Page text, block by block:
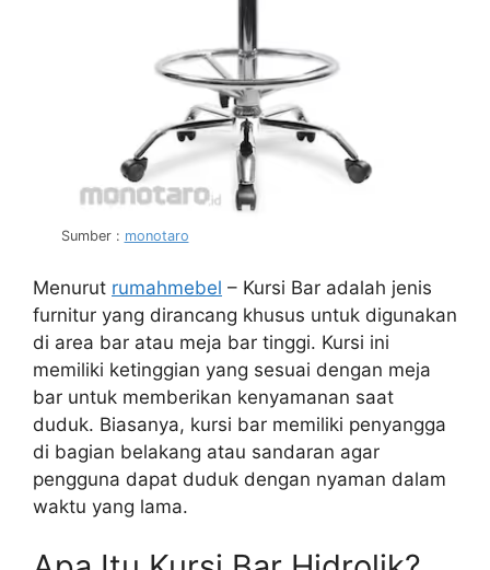
Sumber : monotaro
Menurut rumahmebel – Kursi Bar adalah jenis
furnitur yang dirancang khusus untuk digunakan
di area bar atau meja bar tinggi. Kursi ini
memiliki ketinggian yang sesuai dengan meja
bar untuk memberikan kenyamanan saat
duduk. Biasanya, kursi bar memiliki penyangga
di bagian belakang atau sandaran agar
pengguna dapat duduk dengan nyaman dalam
waktu yang lama.